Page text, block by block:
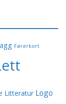
Førerkort
Litteratur Logo